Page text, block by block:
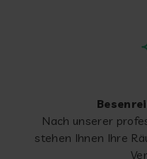
Nach unserer
stehen Ihnen Ihre